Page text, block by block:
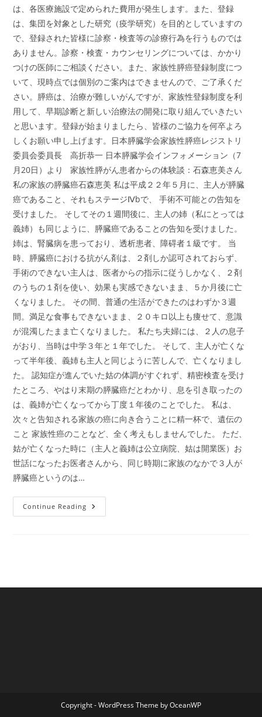
は、各医療施設で定められた費用が発生します。また、登録
は、集団を対象とした研究（疫学研究）を目的としていますの
で、登録された皆様に診察・検査等の診療行為を行うものでは
ありません。診察・検査・カウンセリングについては、かかり
つけの医師にご相談ください。また、家族性膵癌登録制度につ
いて、現時点では個別のご案内はできませんので、ご了承くだ
さい。膵癌は、治療が難しいがんですが、家族性登録制度を利
用して、早期診断と新しい治療法の開発に取り組んでいきたい
と思います。登録が始まりましたら、皆様のご協力を何卒よろ
しくお願い申し上げます。日本膵臓学会家族性膵癌レジストリ
委員会委員長 高折恭一 日本膵臓学会インフォメーション（7
月20日）より 家族性膵がん患者からの体験談：石森恵美さん
私の家族の膵臓癌石森恵美 私は平成２２年５月に、主人が膵臓
癌であること、それもステージⅣbで、 手術不可能との告知を
受けました。 そしてその１週間後に、主人の姉（私にとっては
義姉）も同じように、膵臓癌であることの告知を受けました。
姉は、腎臓病を患っており、透析患者、障碍者１級です。 当
時、膵臓癌における抗がん剤は、２剤しか認可されておらず、
手術のできない主人は、医者からの指示に従うしかなく、２剤
のうちの１剤を使い、効果も実感できないまま、５か月後に亡
くなりました。 その間、普通の生活ができたのはわずか３週
間。満足な食事もできないまま、２０キロ以上も痩せて、意識
が混濁したまま亡くなりました。 私たち夫婦には、２人の息子
がおり、当時は中学３年と１年でした。 そして、主人が亡くな
って半年後、義姉も主人と同じように苦しんで、亡くなりまし
た。 認知症が進んでいた姑の体調がすぐれず、精密検査を受け
たところ、やはり末期の膵臓癌だとわかり、息を引き取ったの
は、義姉が亡くなってから丁度１年後のことでした。 私は、
次々と告知される家族の癌に向き合うことに精一杯で、遺伝の
こと 家族性癌のことなど、全く考えもしませんでした。 ただ、
姑が亡くなった時に（主人と義姉は公立病院、姑は開業医）お
世話になったお医者さんから、同じ時期に家族のなかで３人が
膵臓癌というのは…
Continue Reading 国
内
学
癌
登
Copyright - WordPress Theme by OceanWP